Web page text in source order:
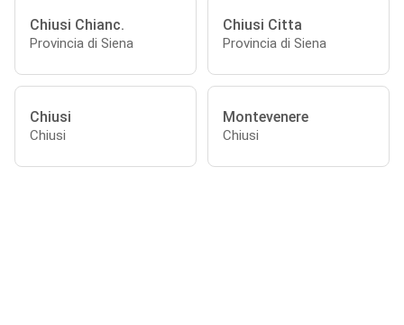
Chiusi Chianc.
Provincia di Siena
Chiusi Citta
Provincia di Siena
Chiusi
Chiusi
Montevenere
Chiusi